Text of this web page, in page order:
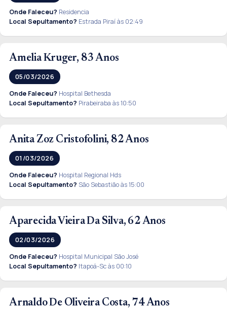
Onde Faleceu? Residencia
Local Sepultamento? Estrada Piraí às 02:49
Amelia Kruger, 83 Anos
05/03/2026
Onde Faleceu? Hospital Bethesda
Local Sepultamento? Pirabeiraba às 10:50
Anita Zoz Cristofolini, 82 Anos
01/03/2026
Onde Faleceu? Hospital Regional Hds
Local Sepultamento? São Sebastião às 15:00
Aparecida Vieira Da Silva, 62 Anos
02/03/2026
Onde Faleceu? Hospital Municipal São José
Local Sepultamento? Itapoá-Sc às 00:10
Arnaldo De Oliveira Costa, 74 Anos